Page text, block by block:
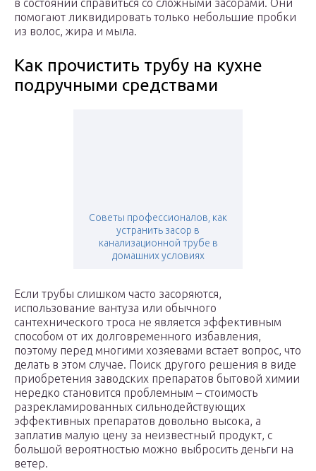
в состоянии справиться со сложными засорами. Они
помогают ликвидировать только небольшие пробки
из волос, жира и мыла.
Как прочистить трубу на кухне
подручными средствами
Советы профессионалов, как
устранить засор в
канализационной трубе в
домашних условиях
Если трубы слишком часто засоряются,
использование вантуза или обычного
сантехнического троса не является эффективным
способом от их долговременного избавления,
поэтому перед многими хозяевами встает вопрос, что
делать в этом случае. Поиск другого решения в виде
приобретения заводских препаратов бытовой химии
нередко становится проблемным – стоимость
разрекламированных сильнодействующих
эффективных препаратов довольно высока, а
заплатив малую цену за неизвестный продукт, с
большой вероятностью можно выбросить деньги на
ветер.